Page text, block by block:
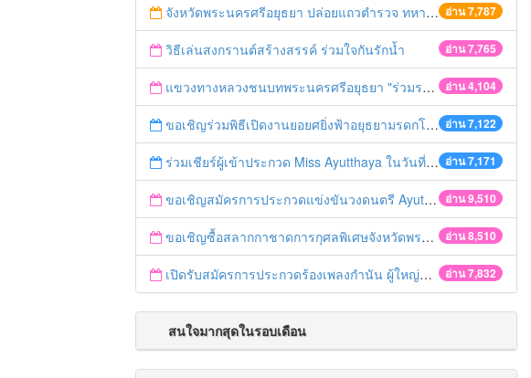
อ่าน 7,787
จังหวัดพระนครศรีอยุธยา ปล่อยแถวตำรวจ ทหาร ฝ่ายปกครอง กว่า 100 นาย ตรวจเข้มท่ารถสาธารณะ สถานีขนส่งรถโดยสาร วินรถตู้ และสถานีรถไฟ เตรียมรับมือเทศกาลสงกรานต์
อ่าน 7,765
วิธีเล่นสงกรานต์สร้างสรรค์ ร่วมใจกันรักน้ำ
อ่าน 4,104
แขวงทางหลวงชนบทพระนครศรีอยุธยา "ร่วมรณรงค์ ขับช้า เปิดไฟหน้า คาดเข็มขัด" เทศกาลสงกรานต์ ปี 2561
อ่าน 7,122
ขอเชิญร่วมพิธีเปิดงานยอยศยิ่งฟ้าอยุธยามรดกโลก
อ่าน 7,171
ร่วมเชียร์ผู้เข้าประกวด Miss Ayutthaya ในวันที่ 15 ธันวาคม 2560
อ่าน 9,510
ขอเชิญสมัครการประกวดแข่งขันวงดนตรี Ayutthaya battle of the bands
อ่าน 8,510
ขอเชิญซื้อสลากกาชาดการกุศลพิเศษจังหวัดพระนครศรีอยุธยา 2560
อ่าน 7,832
เปิดรับสมัครการประกวดร้องเพลงกำนัน ผู้ใหญ่บ้าน ฯลฯ
สนใจมากสุดในรอบเดือน